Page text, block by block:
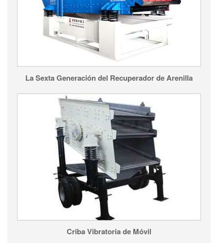
La Sexta Generación del Recuperador de Arenilla
Criba Vibratoria de Móvil